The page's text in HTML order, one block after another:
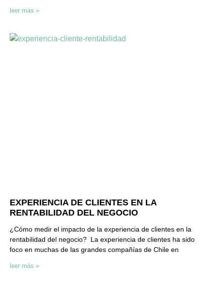
leer más »
EXPERIENCIA DE CLIENTES EN LA
RENTABILIDAD DEL NEGOCIO
¿Cómo medir el impacto de la experiencia de clientes en la
rentabilidad del negocio? La experiencia de clientes ha sido
foco en muchas de las grandes compañías de Chile en
leer más »